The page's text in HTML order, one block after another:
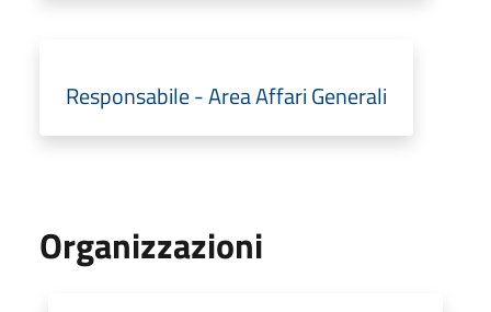
Responsabile - Area Affari Generali
Organizzazioni